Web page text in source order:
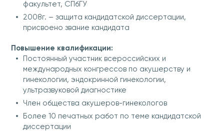
факультет, СПбГУ
2008г. – защита кандидатской диссертации,
присвоено звание кандидата
Повышение квалификации:
Постоянный участник всероссийских и
международных конгрессов по акушерству и
гинекологии, эндокринной гинекологии,
ультразвуковой диагностике
Член общества акушеров-гинекологов
Более 10 печатных работ по теме кандидатской
диссертации